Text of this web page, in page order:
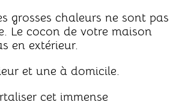
grosses chaleurs ne sont pas
Le cocon de votre maison
en extérieur.
et une à domicile.
cet immense